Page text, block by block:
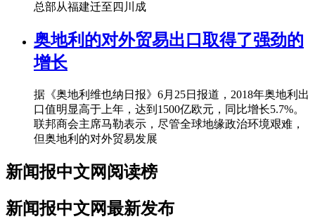
总部从福建迁至四川成
奥地利的对外贸易出口取得了强劲的
增长
据《奥地利维也纳日报》6月25日报道，2018年奥地利出
口值明显高于上年，达到1500亿欧元，同比增长5.7%。
联邦商会主席马勒表示，尽管全球地缘政治环境艰难，
但奥地利的对外贸易发展
新闻报中文网阅读榜
新闻报中文网最新发布